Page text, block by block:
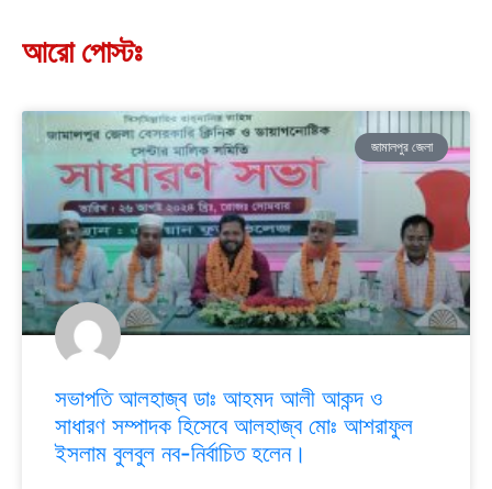
আরো পোস্টঃ
জামালপুর জেলা
সভাপতি আলহাজ্ব ডাঃ আহমদ আলী আকন্দ ও
সাধারণ সম্পাদক হিসেবে আলহাজ্ব মোঃ আশরাফুল
ইসলাম বুলবুল নব-নির্বাচিত হলেন।